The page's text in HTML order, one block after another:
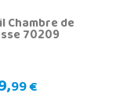
Chambre de
70209
99 €